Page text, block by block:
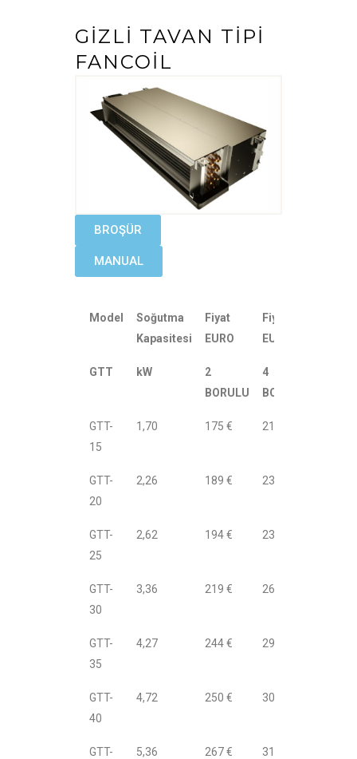
GIZLI TAVAN TIPI
FANCOIL
BROŞÜR
MANUAL
Model
Soğutma
Kapasitesi
Fiyat
EURO
Fiyat
EURO
GTT kW
2
BORULU
4
BORULU
GTT-
15
1,70 175 € 217 €
GTT-
20
2,26 189 € 233 €
GTT-
25
2,62 194 € 238 €
GTT-
30
3,36 219 € 268 €
GTT-
35
4,27 244 € 293 €
GTT-
40
4,72 250 € 301 €
GTT- 5,36 267 € 318 €